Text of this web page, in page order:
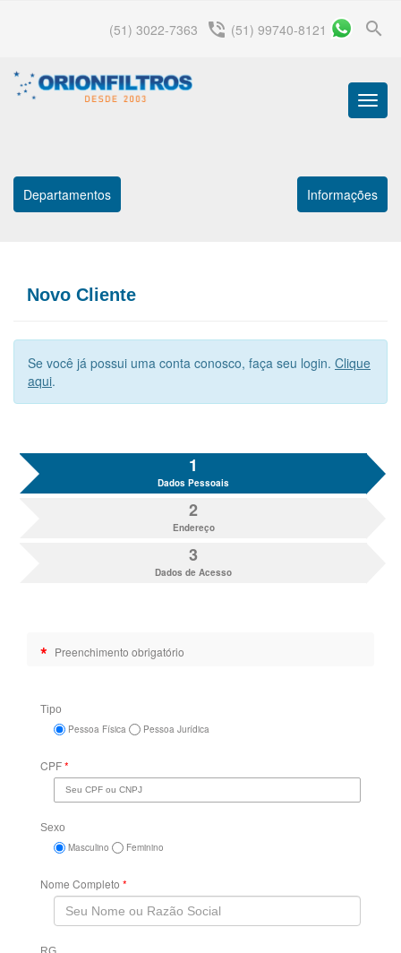
search
(51) 3022-7363 phone_in_talk (51) 99740-8121
Menu
Departamentos Informações
Novo Cliente
Se você já possui uma conta conosco, faça seu login. Clique
aqui.
1
Dados Pessoais
2
Endereço
3
Dados de Acesso
* Preenchimento obrigatório
Tipo
Pessoa Física
Pessoa Jurídica
CPF*
Sexo
Masculino
Feminino
Nome Completo *